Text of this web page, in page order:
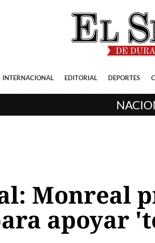
INTERNACIONAL EDITORIAL DEPORTES
Monreal
apoyar